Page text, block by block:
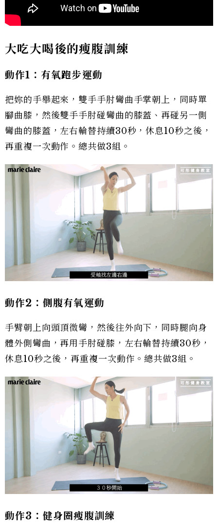
大吃大喝後的瘦腹訓練
動作1：有氧跑步運動
把妳的手舉起來，雙手手肘彎曲手掌朝上，同時單
腳曲膝，然後雙手手肘碰彎曲的膝蓋、再碰另一側
彎曲的膝蓋，左右輪替持續30秒，休息10秒之後，
再重複一次動作。總共做3組。
動作2：側腹有氧運動
手臂朝上向頭頂微彎，然後往外向下，同時腿向身
體外側彎曲，再用手肘碰膝，左右輪替持續30秒，
休息10秒之後，再重複一次動作。總共做3組。
動作3：健身圈瘦腹訓練